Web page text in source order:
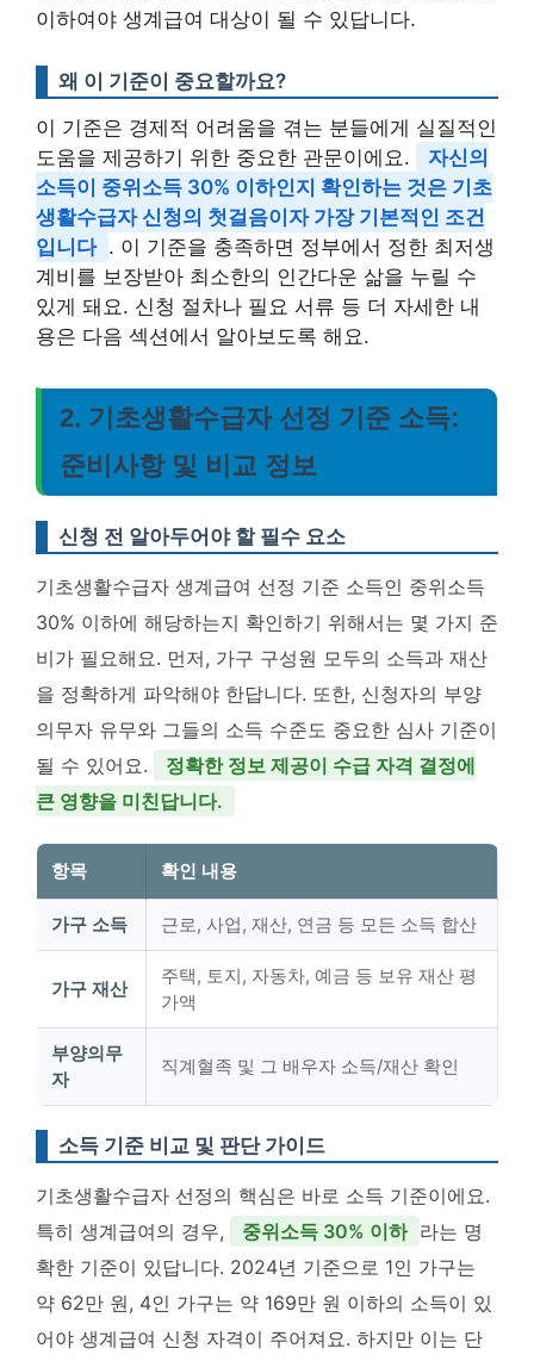
이하여야 생계급여 대상이 될 수 있답니다.
왜 이 기준이 중요할까요?
이 기준은 경제적 어려움을 겪는 분들에게 실질적인
도움을 제공하기 위한 중요한 관문이에요.
자신의
소득이 중위소득 30% 이하인지 확인하는 것은 기초
생활수급자 신청의 첫걸음이자 가장 기본적인 조건
입니다 . 이 기준을 충족하면 정부에서 정한 최저생
계비를 보장받아 최소한의 인간다운 삶을 누릴 수
있게 돼요. 신청 절차나 필요 서류 등 더 자세한 내
용은 다음 섹션에서 알아보도록 해요.
2. 기초생활수급자 선정 기준 소득:
준비사항 및 비교 정보
신청 전 알아두어야 할 필수 요소
기초생활수급자 생계급여 선정 기준 소득인 중위소득
30% 이하에 해당하는지 확인하기 위해서는 몇 가지 준
비가 필요해요. 먼저, 가구 구성원 모두의 소득과 재산
을 정확하게 파악해야 한답니다. 또한, 신청자의 부양
의무자 유무와 그들의 소득 수준도 중요한 심사 기준이
될 수 있어요.
정확한 정보 제공이 수급 자격 결정에
큰 영향을 미친답니다.
항목 확인 내용
가구 소득 근로, 사업, 재산, 연금 등 모든 소득 합산
가구 재산
주택, 토지, 자동차, 예금 등 보유 재산 평
가액
부양의무
자
직계혈족 및 그 배우자 소득/재산 확인
소득 기준 비교 및 판단 가이드
기초생활수급자 선정의 핵심은 바로 소득 기준이에요.
특히 생계급여의 경우,
중위소득 30% 이하 라는 명
확한 기준이 있답니다. 2024년 기준으로 1인 가구는
약 62만 원, 4인 가구는 약 169만 원 이하의 소득이 있
어야 생계급여 신청 자격이 주어져요. 하지만 이는 단